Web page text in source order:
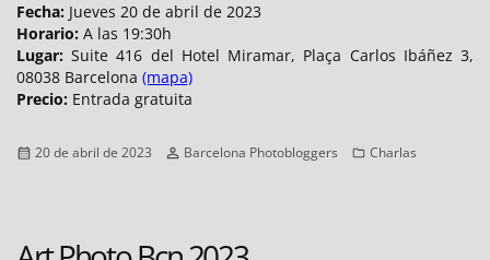
Fecha: Jueves 20 de abril de 2023
Horario: A las 19:30h
Lugar: Suite 416 del Hotel Miramar, Plaça Carlos Ibáñez 3,
08038 Barcelona (mapa)
Precio: Entrada gratuita
Publicado
20 de abril de 2023 Autor
Barcelona Photobloggers Categorías
Charlas